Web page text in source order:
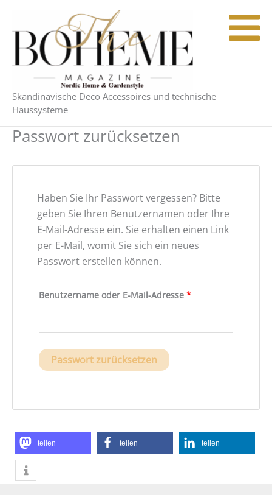
springen
Skandinavische Deco Accessoires und technische
Haussysteme
Passwort zurücksetzen
Haben Sie Ihr Passwort vergessen? Bitte
geben Sie Ihren Benutzernamen oder Ihre
E-Mail-Adresse ein. Sie erhalten einen Link
per E-Mail, womit Sie sich ein neues
Passwort erstellen können.
Benutzername oder E-Mail-Adresse *
Passwort zurücksetzen
teilen teilen teilen